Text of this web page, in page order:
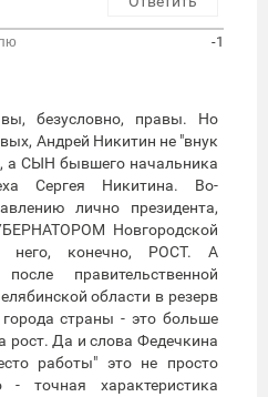
-1
безусловно, правы. Но
Андрей Никитин не "внук
а СЫН бывшего начальника
Сергея Никитина. Во-
лично президента,
Новгородской
конечно, РОСТ. А
правительственной
области в резерв
страны - это больше
рост. Да и слова Федечкина
работы" это не просто
- точная характеристика